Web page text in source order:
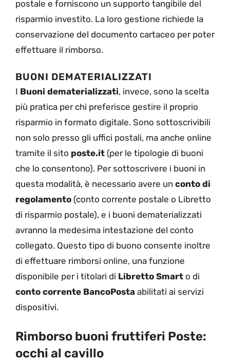
postale e forniscono un supporto tangibile del
risparmio investito. La loro gestione richiede la
conservazione del documento cartaceo per poter
effettuare il rimborso.
BUONI DEMATERIALIZZATI
I Buoni dematerializzati, invece, sono la scelta
più pratica per chi preferisce gestire il proprio
risparmio in formato digitale. Sono sottoscrivibili
non solo presso gli uffici postali, ma anche online
tramite il sito poste.it (per le tipologie di buoni
che lo consentono). Per sottoscrivere i buoni in
questa modalità, è necessario avere un conto di
regolamento (conto corrente postale o Libretto
di risparmio postale), e i buoni dematerializzati
avranno la medesima intestazione del conto
collegato. Questo tipo di buono consente inoltre
di effettuare rimborsi online, una funzione
disponibile per i titolari di Libretto Smart o di
conto corrente BancoPosta abilitati ai servizi
dispositivi.
Rimborso buoni fruttiferi Poste:
occhi al cavillo